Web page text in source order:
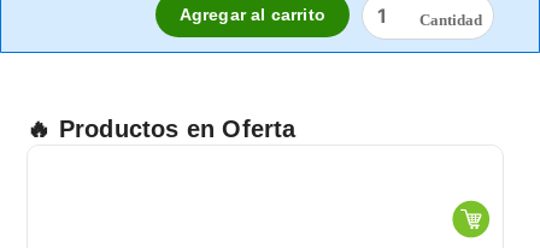
/
RED
DEVIL
Agregar al carrito
🔥 Productos en Oferta